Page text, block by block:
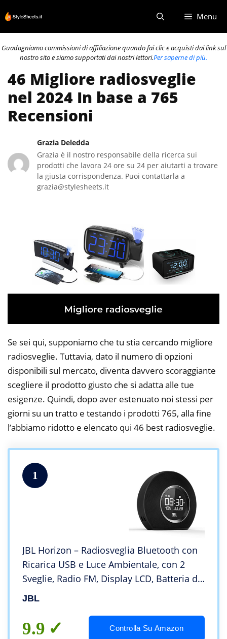
al
contenuto
Menu
Guadagniamo commissioni di affiliazione quando fai clic e acquisti dai link sul
nostro sito e siamo supportati dai nostri lettori.Per saperne di più.
46 Migliore radiosveglie
nel 2024 In base a 765
Recensioni
Grazia Deledda
Grazia è il nostro responsabile della ricerca sui
prodotti che lavora 24 ore su 24 per aiutarti a trovare
la giusta corrispondenza. Puoi contattarla a
grazia@stylesheets.it
Se sei qui, supponiamo che tu stia cercando migliore
radiosveglie. Tuttavia, dato il numero di opzioni
disponibili sul mercato, diventa davvero scoraggiante
scegliere il prodotto giusto che si adatta alle tue
esigenze. Quindi, dopo aver estenuato noi stessi per
giorni su un tratto e testando i prodotti 765, alla fine
l’abbiamo ridotto e elencato qui 46 best radiosveglie.
1
JBL Horizon – Radiosveglia Bluetooth con
Ricarica USB e Luce Ambientale, con 2
Sveglie, Radio FM, Display LCD, Batteria di
Riserva e Suono Stereo JBL
JBL
9.9 Controlla Su Amazon